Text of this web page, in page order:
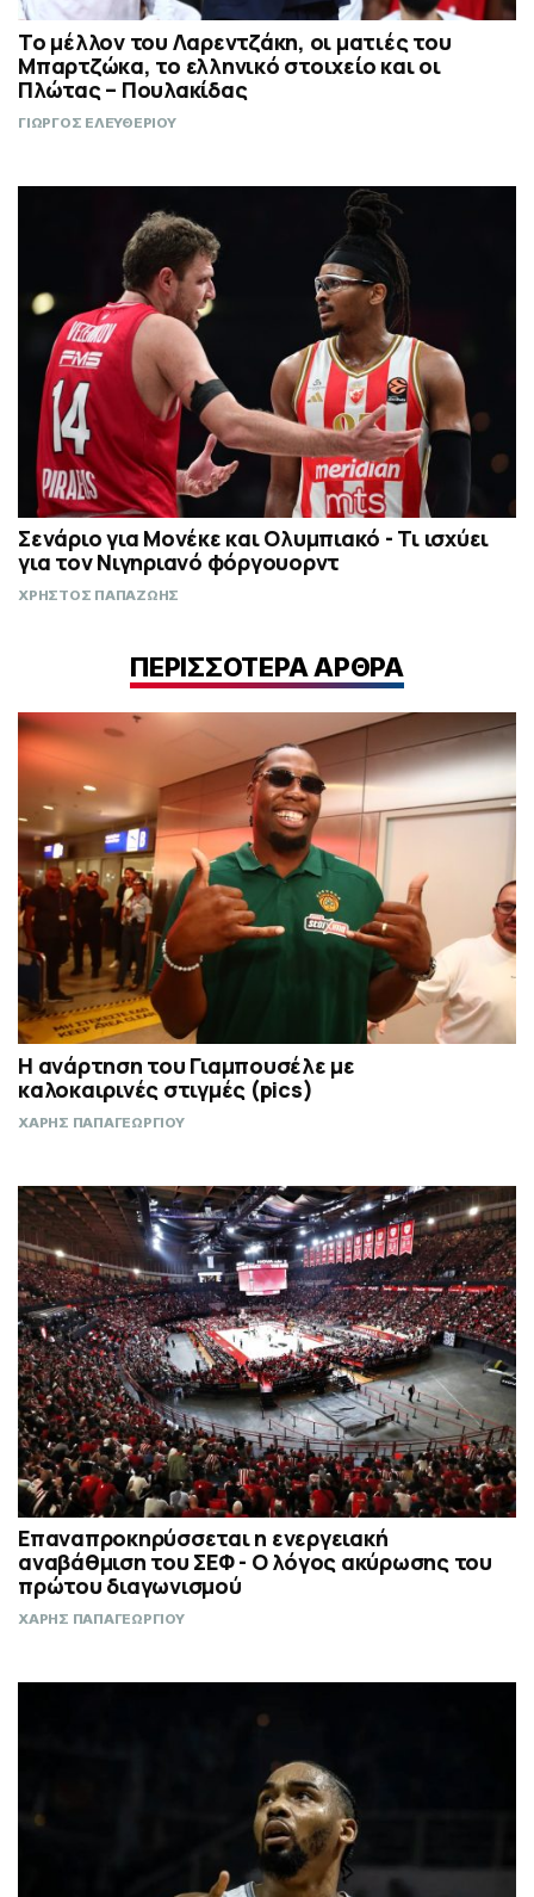
Το μέλλον του Λαρεντζάκη, οι ματιές του
Μπαρτζώκα, το ελληνικό στοιχείο και οι
Πλώτας – Πουλακίδας
ΓΙΩΡΓΟΣ ΕΛΕΥΘΕΡΙΟΥ
Σενάριο για Μονέκε και Ολυμπιακό - Τι ισχύει
για τον Νιγηριανό φόργουορντ
ΧΡΗΣΤΟΣ ΠΑΠΑΖΩΗΣ
ΠΕΡΙΣΣΟΤΕΡΑ ΑΡΘΡΑ
Η ανάρτηση του Γιαμπουσέλε με
καλοκαιρινές στιγμές (pics)
ΧΑΡΗΣ ΠΑΠΑΓΕΩΡΓΙΟΥ
Επαναπροκηρύσσεται η ενεργειακή
αναβάθμιση του ΣΕΦ - Ο λόγος ακύρωσης του
πρώτου διαγωνισμού
ΧΑΡΗΣ ΠΑΠΑΓΕΩΡΓΙΟΥ